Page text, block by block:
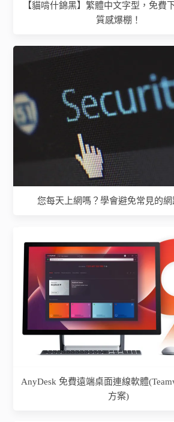
【貓啃什錦黑】繁體中文字型，免費
質感爆棚！
您每天上網嗎？學會避免常見的網
AnyDesk 免費遠端桌面連線軟體
方案)